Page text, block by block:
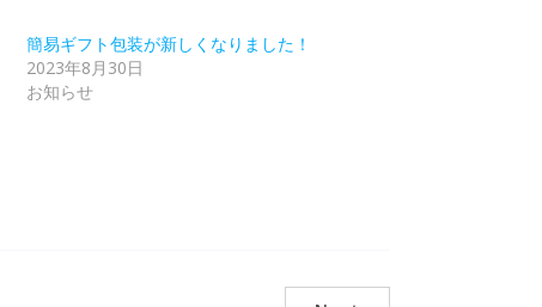
簡易ギフト包装が新しくなりました！
2023年8月30日
お知らせ